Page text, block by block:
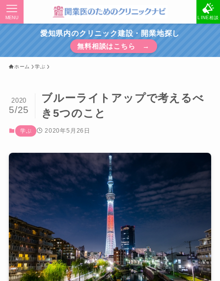
LINE相談
MENU
愛知県内のクリニック建設・開業地探し
無料相談はこちら →
ホーム 学ぶ
ブルーライトアップで考えるべ
き5つのこと
2020
5/25
学ぶ 2020年5月26日